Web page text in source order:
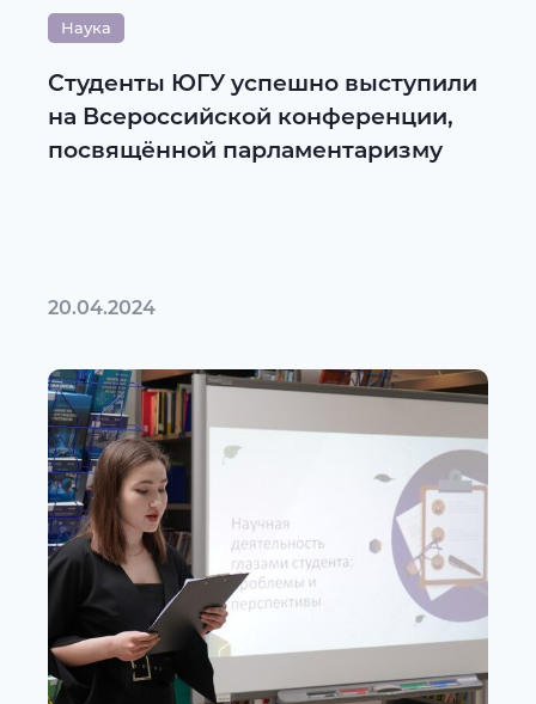
Наука
Студенты ЮГУ успешно выступили
на Всероссийской конференции,
посвящённой парламентаризму
20.04.2024